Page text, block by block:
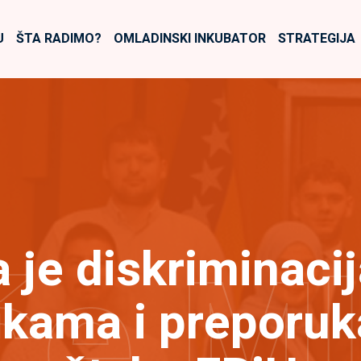
ŠTA RADIMO? OMLADINSKI INKUBATOR STRATEGIJA
je
i